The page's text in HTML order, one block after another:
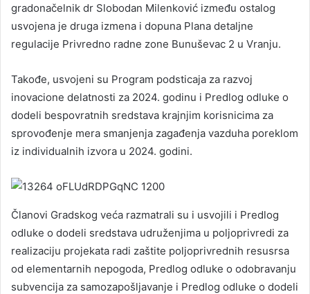
gradonačelnik dr Slobodan Milenković između ostalog
usvojena je druga izmena i dopuna Plana detaljne
regulacije Privredno radne zone Bunuševac 2 u Vranju.
Takođe, usvojeni su Program podsticaja za razvoj
inovacione delatnosti za 2024. godinu i Predlog odluke o
dodeli bespovratnih sredstava krajnjim korisnicima za
sprovođenje mera smanjenja zagađenja vazduha poreklom
iz individualnih izvora u 2024. godini.
Članovi Gradskog veća razmatrali su i usvojili i Predlog
odluke o dodeli sredstava udruženjima u poljoprivredi za
realizaciju projekata radi zaštite poljoprivrednih resusrsa
od elementarnih nepogoda, Predlog odluke o odobravanju
subvencija za samozapošljavanje i Predlog odluke o dodeli